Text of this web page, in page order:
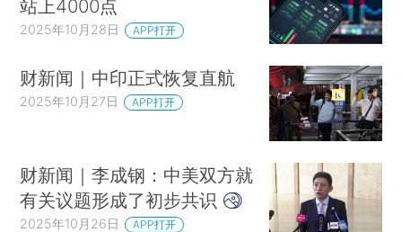
站上4000点
2025年10月28日 APP打开
财新闻｜中印正式恢复直航
2025年10月27日 APP打开
财新闻｜李成钢：中美双方就
有关议题形成了初步共识
2025年10月26日 APP打开